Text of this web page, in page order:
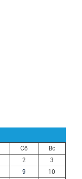
Сб
Вс
2
3
9
10